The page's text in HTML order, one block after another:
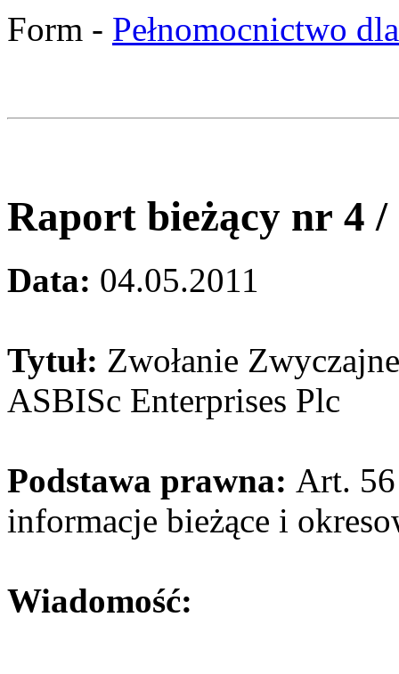
Form - Pełnomocnictwo
Raport bieżący nr 4
Data: 04.05.2011
Tytuł: Zwołanie
ASBISc Enterprises Plc
Podstawa prawna: Art.
informacje bieżące i
Wiadomość: